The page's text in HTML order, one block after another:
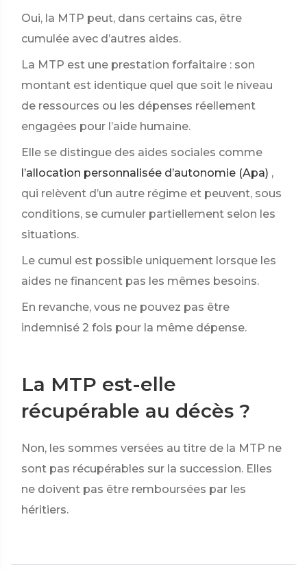
Oui, la MTP peut, dans certains cas, être
cumulée avec d’autres aides.
La MTP est une prestation forfaitaire : son
montant est identique quel que soit le niveau
de ressources ou les dépenses réellement
engagées pour l’aide humaine.
Elle se distingue des aides sociales comme
l’allocation personnalisée d’autonomie (Apa) ,
qui relèvent d’un autre régime et peuvent, sous
conditions, se cumuler partiellement selon les
situations.
Le cumul est possible uniquement lorsque les
aides ne financent pas les mêmes besoins.
En revanche, vous ne pouvez pas être
indemnisé 2 fois pour la même dépense.
La MTP est-elle
récupérable au décès ?
Non, les sommes versées au titre de la MTP ne
sont pas récupérables sur la succession. Elles
ne doivent pas être remboursées par les
héritiers.